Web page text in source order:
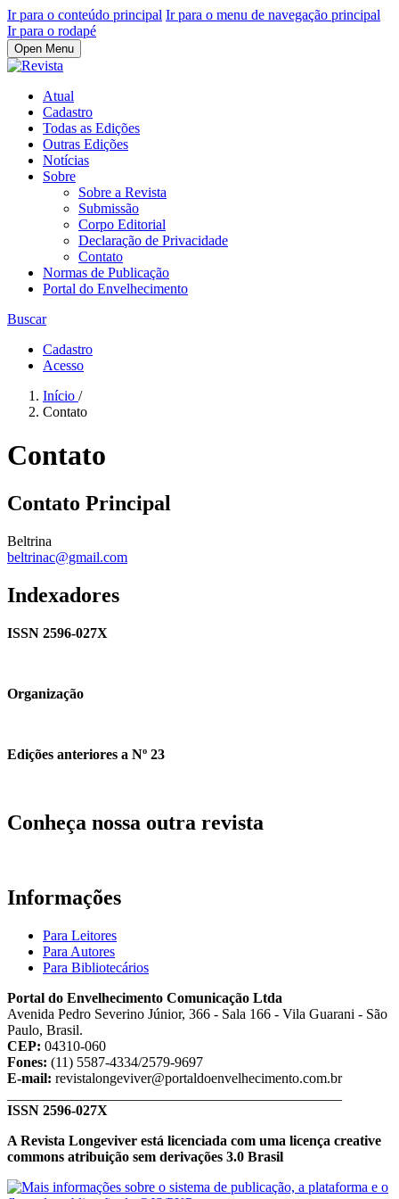
Ir para o conteúdo principal Ir para o menu de navegação principal
Ir para o rodapé
Open Menu
Atual
Cadastro
Todas as Edições
Outras Edições
Notícias
Sobre
Sobre a Revista
Submissão
Corpo Editorial
Declaração de Privacidade
Contato
Normas de Publicação
Portal do Envelhecimento
Buscar
Cadastro
Acesso
Início /
Contato
Contato
Contato Principal
Beltrina
beltrinac@gmail.com
Indexadores
ISSN 2596-027X
Organização
Edições anteriores a Nº 23
Conheça nossa outra revista
Informações
Para Leitores
Para Autores
Para Bibliotecários
Portal do Envelhecimento Comunicação Ltda
Avenida Pedro Severino Júnior, 366 - Sala 166 - Vila Guarani - São
Paulo, Brasil.
CEP: 04310-060
Fones: (11) 5587-4334/2579-9697
E-mail: revistalongeviver@portaldoenvelhecimento.com.br
ISSN 2596-027X
A Revista Longeviver está licenciada com uma licença creative
commons atribuição sem derivações 3.0 Brasil